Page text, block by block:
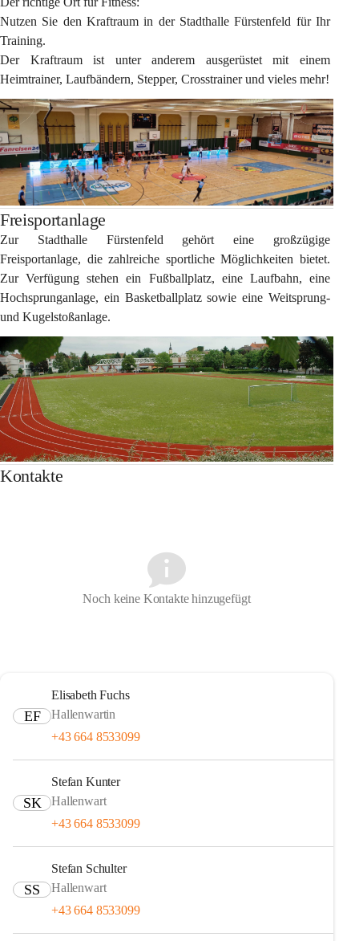
Nutzen Sie den Kraftraum in der Stadthalle Fürstenfeld für Ihr
Training.
Der Kraftraum ist unter anderem ausgerüstet mit einem
Heimtrainer, Laufbändern, Stepper, Crosstrainer und vieles mehr!
Freisportanlage
Zur Stadthalle Fürstenfeld gehört eine großzügige
Freisportanlage, die zahlreiche sportliche Möglichkeiten bietet.
Zur Verfügung stehen ein Fußballplatz, eine Laufbahn, eine
Hochsprunganlage, ein Basketballplatz sowie eine Weitsprung-
und Kugelstoßanlage.
Kontakte
Noch keine Kontakte hinzugefügt
EF
Elisabeth Fuchs
Hallenwartin
+43 664 8533099
SK
Stefan Kunter
Hallenwart
+43 664 8533099
SS
Stefan Schulter
Hallenwart
+43 664 8533099